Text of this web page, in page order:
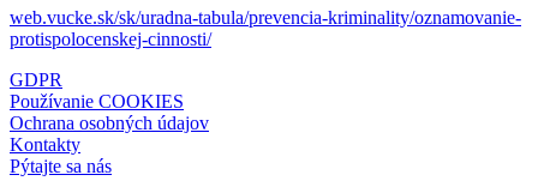
web.vucke.sk/sk/uradna-tabula/prevencia-kriminality/oznamovanie-
protispolocenskej-cinnosti/
GDPR
Používanie COOKIES
Ochrana osobných údajov
Kontakty
Pýtajte sa nás